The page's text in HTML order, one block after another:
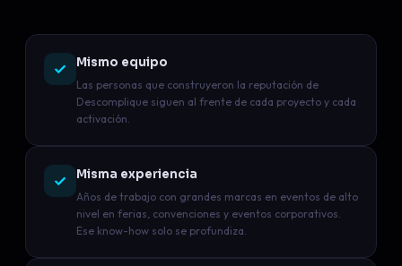
Mismo equipo
Las personas que construyeron la reputación de
Descomplique siguen al frente de cada proyecto y cada
activación.
Misma experiencia
Años de trabajo con grandes marcas en eventos de alto
nivel en ferias, convenciones y eventos corporativos.
Ese know-how solo se profundiza.